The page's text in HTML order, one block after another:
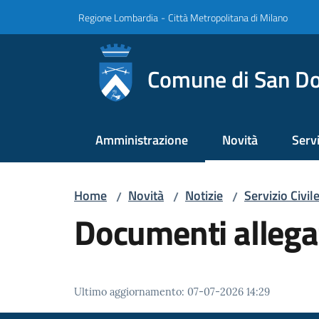
Regione Lombardia -Città Metropolitana di Milano
Comune di San
Amministrazione Novità
Menu selezionato
Home / Novità / Notizie / Servizio
Documenti
Ultimo aggiornamento: 07-07-2026 14:29